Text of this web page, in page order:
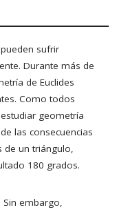
sufrir
Durante más de
de Euclides
Como todos
geometría
las consecuencias
de un triángulo,
180 grados.
Sin embargo,